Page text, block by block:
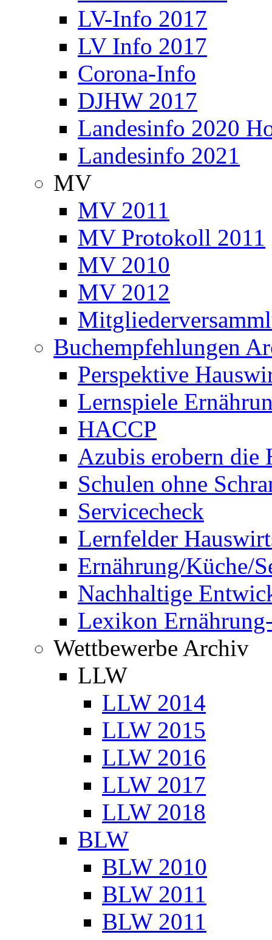
LV-Info 2017
LV Info 2017
Corona-Info
DJHW 2017
Landesinfo 2020
Landesinfo 2021
MV
MV 2011
MV Protokoll 2011
MV 2010
MV 2012
Buchempfehlungen
Perspektive
Lernspiele
HACCP
Azubis erobern die
Schulen ohne
Servicecheck
Lernfelder
Ernährung/Küche/
Nachhaltige
Lexikon
Wettbewerbe Archiv
LLW
LLW 2014
LLW 2015
LLW 2016
LLW 2017
LLW 2018
BLW
BLW 2010
BLW 2011
BLW 2011